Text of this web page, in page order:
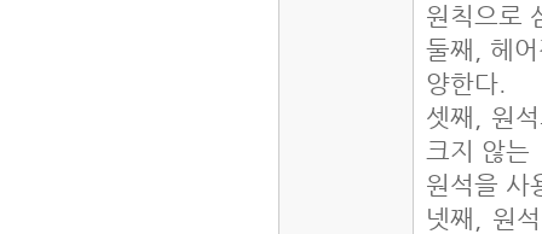
원칙으로
둘째, 헤
양한다.
셋째, 원
크지 않는
원석을 사
넷째, 원